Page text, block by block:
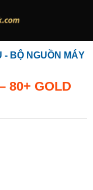
- BỘ NGUỒN MÁY
80+ GOLD